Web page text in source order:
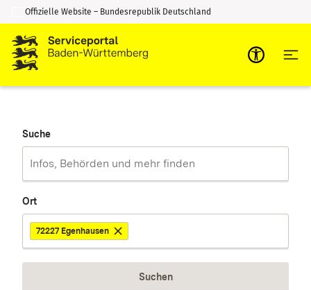
Zum Inhalt springen
Zur Suche springen
Offizielle Website – Bundesrepublik Deutschland
Suche
Ort
72227 Egenhausen
Suchen